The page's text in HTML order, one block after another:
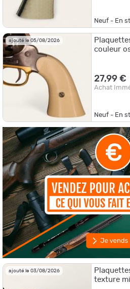
Neuf - En
ajouté le 05/08/2026
couleur
27,99 €
Achat
Neuf - En
ajouté le 03/08/2026
texture